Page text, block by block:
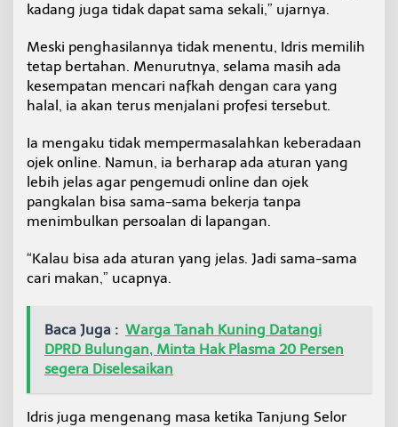
kadang juga tidak dapat sama sekali,” ujarnya.
Meski penghasilannya tidak menentu, Idris memilih
tetap bertahan. Menurutnya, selama masih ada
kesempatan mencari nafkah dengan cara yang
halal, ia akan terus menjalani profesi tersebut.
Ia mengaku tidak mempermasalahkan keberadaan
ojek online. Namun, ia berharap ada aturan yang
lebih jelas agar pengemudi online dan ojek
pangkalan bisa sama-sama bekerja tanpa
menimbulkan persoalan di lapangan.
“Kalau bisa ada aturan yang jelas. Jadi sama-sama
cari makan,” ucapnya.
Baca Juga : Warga Tanah Kuning Datangi
DPRD Bulungan, Minta Hak Plasma 20 Persen
segera Diselesaikan
Idris juga mengenang masa ketika Tanjung Selor